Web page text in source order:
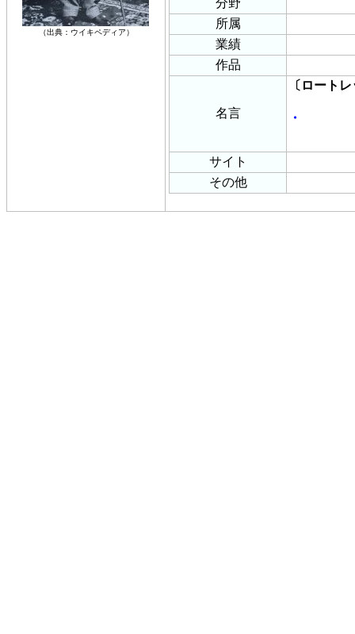
（出典：ウイキペディア）
分野
所属
業績
作品
名言
〔ロート
・
サイト
その他